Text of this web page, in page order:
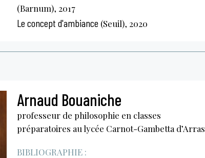
(Barnum), 2017
Le concept d'ambiance(Seuil), 2020
Arnaud Bouaniche
professeur de philosophie en classes
préparatoires au lycée Carnot-Gambetta d’Arras
BIBLIOGRAPHIE :